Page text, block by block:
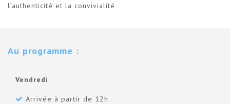
l’authenticité et la convivialité
Au programme :
Vendredi
Arrivée à partir de 12h